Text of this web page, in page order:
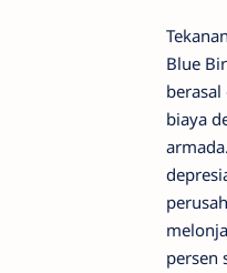
Blue
biaya
persen